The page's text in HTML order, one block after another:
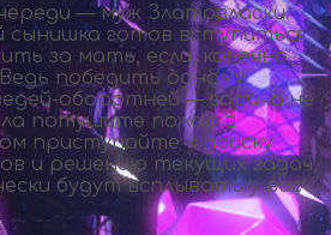
— муж Златовласки.
сынишка готов вступиться
за мать, если, конечно,
победить одному
оборотней— задача не
потушите пожар в
приступайте к поиску
и решению текущих задач,
будут всплывать у вас